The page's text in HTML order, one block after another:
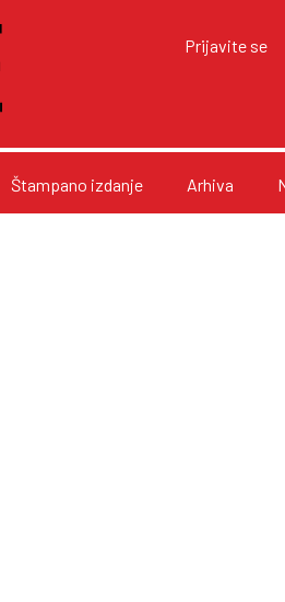
Prijavite se
Štampano izdanje Arhiva